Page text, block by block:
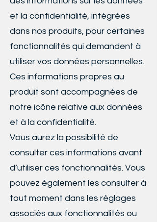
et la confidentialité, intégrées
dans nos produits, pour certaines
fonctionnalités qui demandent à
utiliser vos données personnelles.
Ces informations propres au
produit sont accompagnées de
notre icône relative aux données
et à la confidentialité.
Vous aurez la possibilité de
consulter ces informations avant
d’utiliser ces fonctionnalités. Vous
pouvez également les consulter à
tout moment dans les réglages
associés aux fonctionnalités ou